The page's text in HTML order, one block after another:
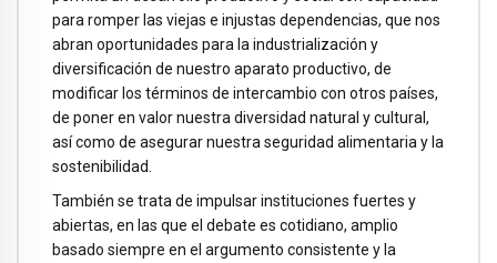
para romper las viejas e injustas dependencias, que nos
abran oportunidades para la industrialización y
diversificación de nuestro aparato productivo, de
modificar los términos de intercambio con otros países,
de poner en valor nuestra diversidad natural y cultural,
así como de asegurar nuestra seguridad alimentaria y la
sostenibilidad.
También se trata de impulsar instituciones fuertes y
abiertas, en las que el debate es cotidiano, amplio
basado siempre en el argumento consistente y la